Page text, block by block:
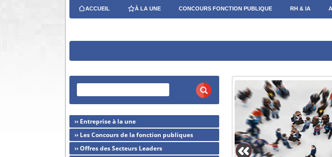
ACCUEIL À LA UNE CONCOURS FONCTION PUBLIQUE RH & IA
›› Entreprise à la une
›› Les Concours de la fonction publiques
›› Offres des Secteurs Leaders